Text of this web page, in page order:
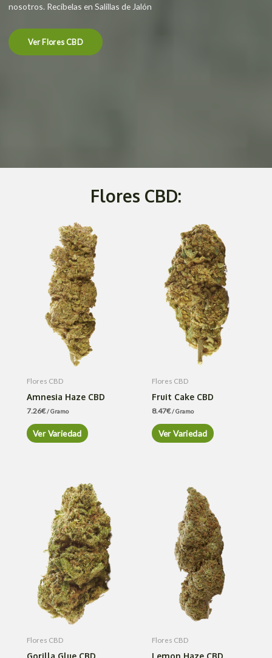
nosotros. Recíbelas en Salillas de Jalón
Ver Flores CBD
Flores CBD:
Flores CBD
Amnesia Haze CBD
7.26€/ Gramo
Ver Variedad
Flores CBD
Fruit Cake CBD
8.47€/ Gramo
Ver Variedad
Flores CBD
Gorilla Glue CBD
Flores CBD
Lemon Haze CBD